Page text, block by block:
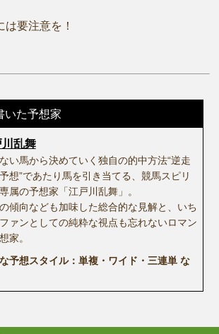
要注意を！
いた予想家
乱舞
い馬から決めていく独自の的中方法“逆走
想”であたり馬を引き当てる、競馬スピリ
属の予想家「江戸川乱舞」。
傾向なども加味した総合的な見解と、いち
ァンとしての純粋な視点も忘れないロマン
家。
予想スタイル：単複・ワイド・三連単 な